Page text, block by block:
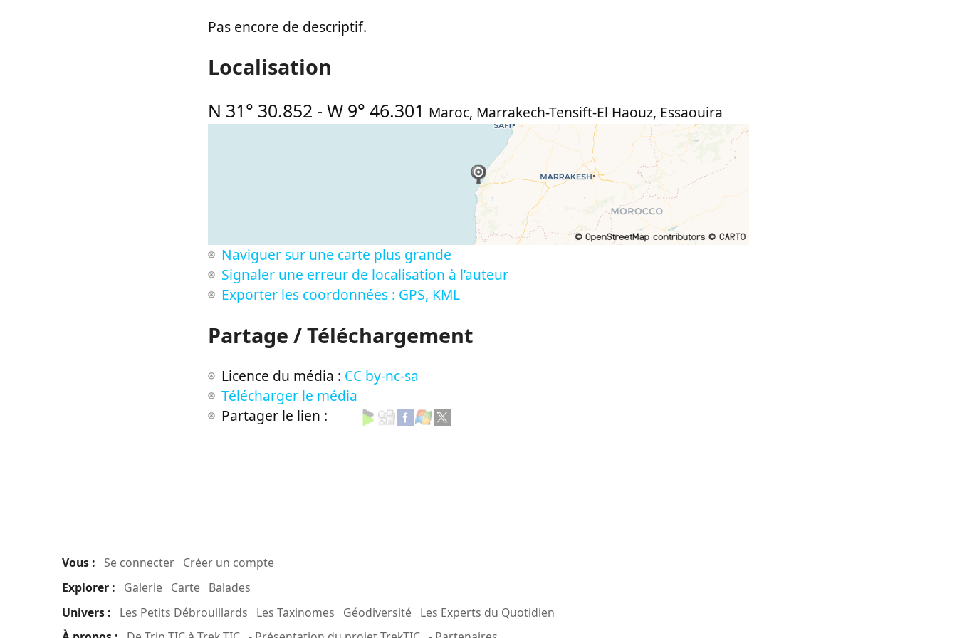
Pas encore de descriptif.
Localisation
N 31° 30.852 - W 9° 46.301 Maroc, Marrakech-Tensift-El Haouz, Essaouira
Naviguer sur une carte plus grande
Signaler une erreur de localisation à l’auteur
Exporter les coordonnées : GPS, KML
Partage / Téléchargement
Licence du média : CC by-nc-sa
Télécharger le média
Partager le lien :
Vous : Se connecter Créer un compte
Explorer :
Galerie Carte
Balades
Univers :
Les Petits Débrouillards Les Taxinomes Géodiversité
Les Experts du Quotidien